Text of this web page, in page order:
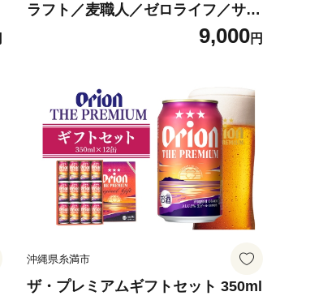
ラフト／麦職人／ゼロライフ／サザ
ンスター）350ml×各3本 オリオン
ビール ビール 沖縄県 糸満市 36-42
9,000円
沖縄県糸満市
ザ・プレミアムギフトセット 350ml